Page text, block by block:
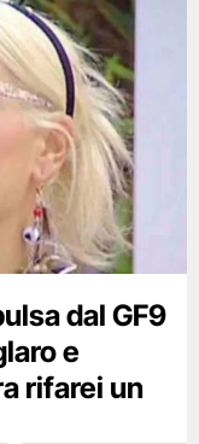
dal GF9
e
rifarei un